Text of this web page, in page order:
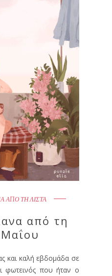
ΑΠΟ ΤΗ ΛΙΣΤΑ
από τη
και καλή εβδομάδα σε
φωτεινός που ήταν ο